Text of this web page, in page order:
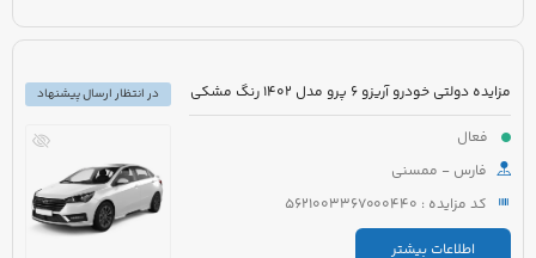
مزایده دولتی خودرو آریزو 6 پرو مدل 1402 رنگ مشکی
فعال
فارس - ممسنی
کد مزایده : 5621003367000440
اطلاعات بیشتر
در انتظار ارسال پیشنهاد